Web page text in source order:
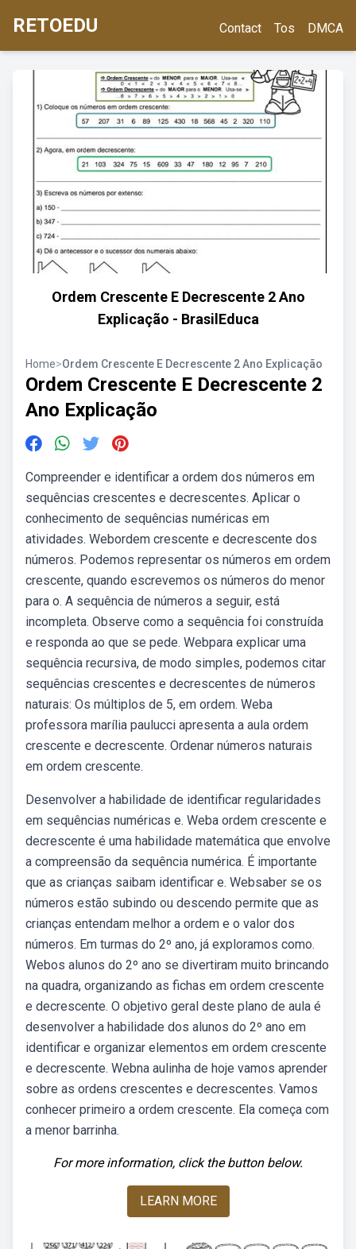
RETOEDU Contact Tos DMCA
Ordem Crescente E Decrescente 2 Ano
Explicação - BrasilEduca
Home>Ordem Crescente E Decrescente 2 Ano Explicação
Ordem Crescente E Decrescente 2
Ano Explicação
Compreender e identificar a ordem dos números em
sequências crescentes e decrescentes. Aplicar o
conhecimento de sequências numéricas em
atividades. Webordem crescente e decrescente dos
números. Podemos representar os números em ordem
crescente, quando escrevemos os números do menor
para o. A sequência de números a seguir, está
incompleta. Observe como a sequência foi construída
e responda ao que se pede. Webpara explicar uma
sequência recursiva, de modo simples, podemos citar
sequências crescentes e decrescentes de números
naturais: Os múltiplos de 5, em ordem. Weba
professora marília paulucci apresenta a aula ordem
crescente e decrescente. Ordenar números naturais
em ordem crescente.
Desenvolver a habilidade de identificar regularidades
em sequências numéricas e. Weba ordem crescente e
decrescente é uma habilidade matemática que envolve
a compreensão da sequência numérica. É importante
que as crianças saibam identificar e. Websaber se os
números estão subindo ou descendo permite que as
crianças entendam melhor a ordem e o valor dos
números. Em turmas do 2º ano, já exploramos como.
Webos alunos do 2º ano se divertiram muito brincando
na quadra, organizando as fichas em ordem crescente
e decrescente. O objetivo geral deste plano de aula é
desenvolver a habilidade dos alunos do 2º ano em
identificar e organizar elementos em ordem crescente
e decrescente. Webna aulinha de hoje vamos aprender
sobre as ordens crescentes e decrescentes. Vamos
conhecer primeiro a ordem crescente. Ela começa com
a menor barrinha.
For more information, click the button below.
LEARN MORE